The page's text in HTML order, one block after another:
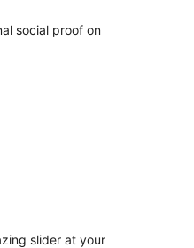
social proof on
slider at your